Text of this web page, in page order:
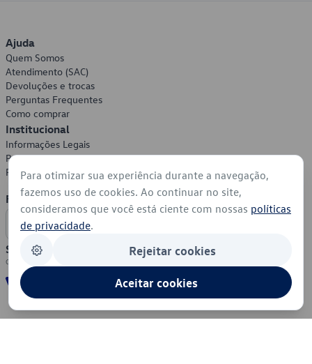
Ajuda
Quem Somos
Atendimento (SAC)
Devoluções e trocas
Perguntas Frequentes
Como comprar
Institucional
Informações Legais
Política de Privacidade
Política de Cookies
Formas de Pagamento
Segurança
Para otimizar sua experiência durante a navegação,
fazemos uso de cookies. Ao continuar no site,
consideramos que você está ciente com nossas políticas
de privacidade.
Rejeitar cookies
Aceitar cookies